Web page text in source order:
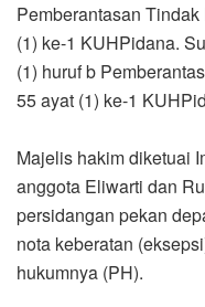
Pemberantasan
(1) ke-1 KUHPidana.
(1) huruf b
55 ayat (1) ke-1
Majelis hakim diketuai
anggota Eliwarti dan
persidangan pekan
nota keberatan
hukumnya (PH).